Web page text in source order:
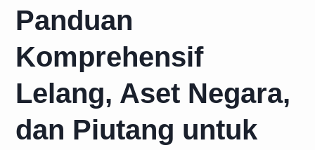
Panduan
Komprehensif
Lelang, Aset Negara,
dan Piutang untuk